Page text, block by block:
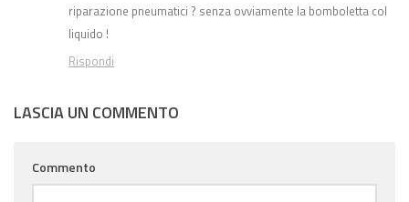
riparazione pneumatici ? senza ovviamente la bomboletta col
liquido !
Rispondi
LASCIA UN COMMENTO
Commento